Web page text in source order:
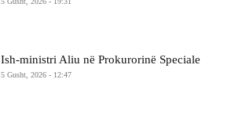
Ish-ministri ​Aliu në Prokurorinë Speciale
5 Gusht, 2026 - 12:47